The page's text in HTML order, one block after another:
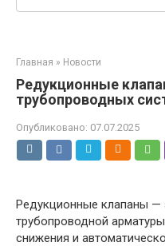
Главная » Новости
Редукционные
трубопроводных
Опубликовано: 07.07.2025
Редукционные клапаны —
трубопроводной
снижения и